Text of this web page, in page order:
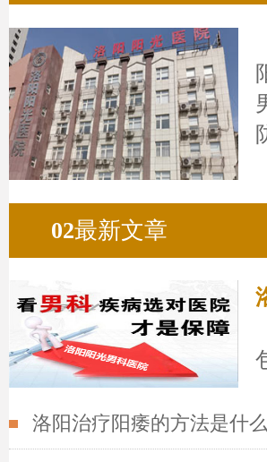
02最新文章
洛阳治疗阳痿的方法是什